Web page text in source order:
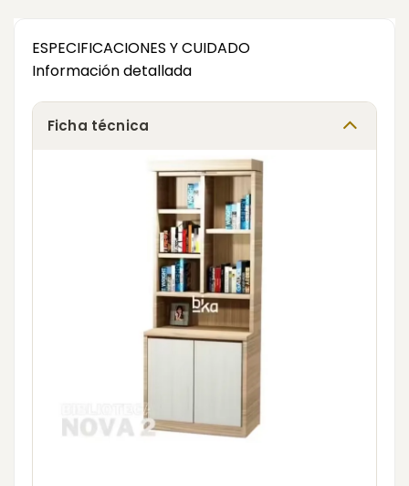
ESPECIFICACIONES Y CUIDADO
Información detallada
Ficha técnica